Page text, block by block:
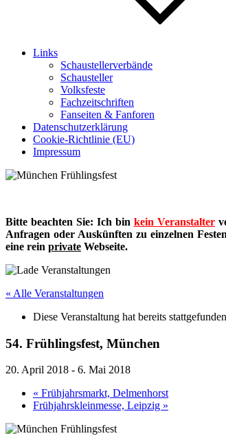
Links
Schaustellerverbände
Schausteller
Volksfeste
Fachzeitschriften
Fanseiten & Fanforen
Datenschutzerklärung
Cookie-Richtlinie (EU)
Impressum
Bitte beachten Sie: Ich bin kein Veranstalter
Anfragen oder Auskünften zu einzelnen
eine rein private Webseite.
« Alle Veranstaltungen
Diese Veranstaltung hat bereits
54. Frühlingsfest, München
20. April 2018 - 6. Mai 2018
« Frühjahrsmarkt, Delmenhorst
Frühjahrskleinmesse, Leipzig »